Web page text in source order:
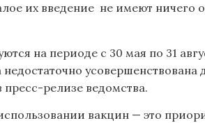
их введение не имеют ничего
на периоде с 30 мая по 31
усовершенствована
релизе ведомства.
вакцин — это